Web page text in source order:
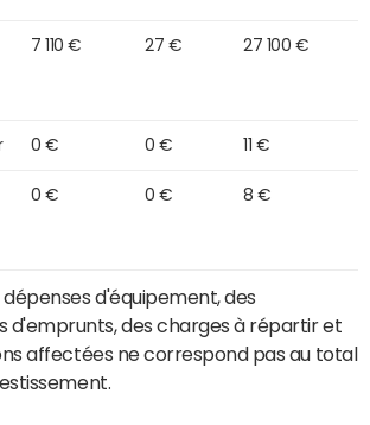
7 110 € 27 € 27 100 €
0 € 0 € 11 €
0 € 0 € 8 €
dépenses d'équipement, des
d'emprunts, des charges à répartir et
affectées ne correspond pas au total